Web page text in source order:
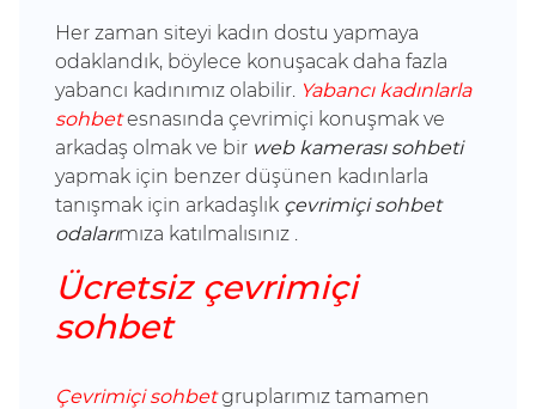
Her zaman siteyi kadın dostu yapmaya
odaklandık, böylece konuşacak daha fazla
yabancı kadınımız olabilir. Yabancı kadınlarla
sohbet esnasında çevrimiçi konuşmak ve
arkadaş olmak ve bir web kamerası sohbeti
yapmak için benzer düşünen kadınlarla
tanışmak için arkadaşlık çevrimiçi sohbet
odalarımıza katılmalısınız .
Ücretsiz çevrimiçi
sohbet
Çevrimiçi sohbetgruplarımız tamamen